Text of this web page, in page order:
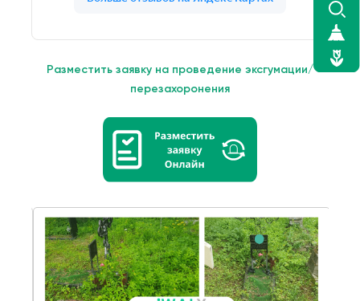
Разместить заявку на проведение эксгумации/
перезахоронения